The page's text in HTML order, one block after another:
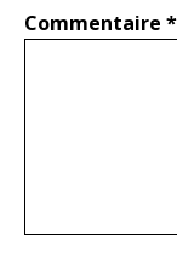
Commentaire *